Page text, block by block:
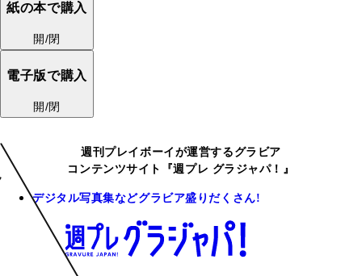
紙の本で購入
開/閉
電子版で購入
開/閉
週刊プレイボーイが運営するグラビア
コンテンツサイト『週プレ グラジャパ！』
デジタル写真集などグラビア盛りだくさん!